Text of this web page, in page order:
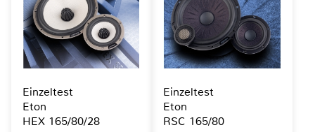
Einzeltest
Eton
HEX 165/80/28
Einzeltest
Eton
RSC 165/80